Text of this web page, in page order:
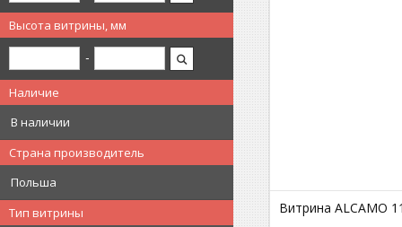
Высота витрины, мм
Наличие
В наличии
Страна производитель
Польша
Тип витрины
Витрина ALCAMO